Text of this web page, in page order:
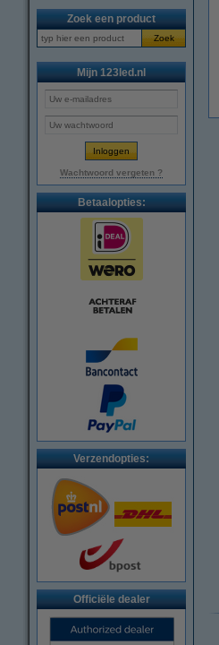
Zoek een product
Zoek
Mijn 123led.nl
Wachtwoord vergeten ?
Betaalopties:
Verzendopties:
Officiële dealer